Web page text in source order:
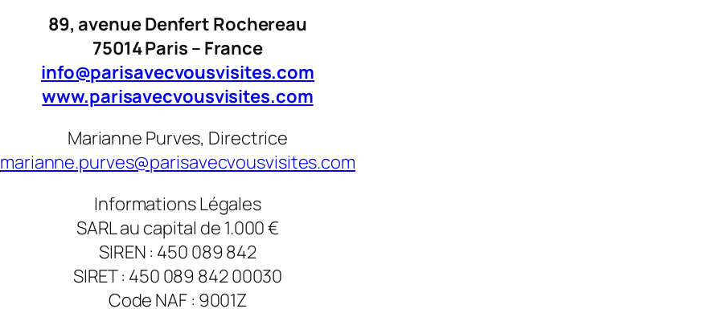
89, avenue Denfert Rochereau
75014 Paris – France
info@parisavecvousvisites.com
www.parisavecvousvisites.com
Marianne Purves, Directrice
marianne.purves@parisavecvousvisites.com
Informations Légales
SARL au capital de 1.000 €
SIREN : 450 089 842
SIRET : 450 089 842 00030
Code NAF : 9001Z